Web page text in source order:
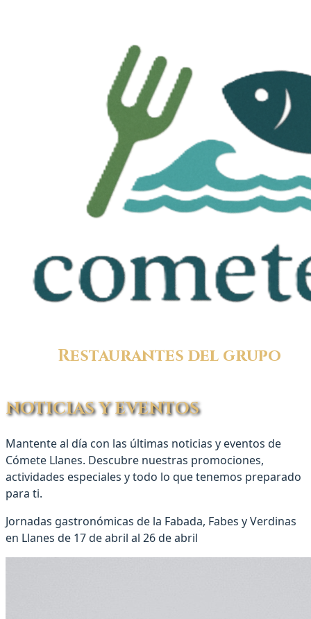
Restaurantes del grupo
NOTICIAS Y EVENTOS
Mantente al día con las últimas noticias y eventos de
Cómete Llanes. Descubre nuestras promociones,
actividades especiales y todo lo que tenemos preparado
para ti.
Jornadas gastronómicas de la Fabada, Fabes y Verdinas
en Llanes de 17 de abril al 26 de abril